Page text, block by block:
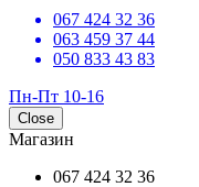
067 424 32 36
063 459 37 44
050 833 43 83
Пн-Пт 10-16
Close
Магазин
067 424 32 36